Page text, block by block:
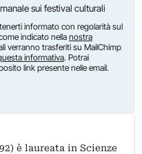
sui festival culturali
informato con regolarità sul
indicato nella nostra
verranno trasferiti su MailChimp
informativa. Potrai
link presente nelle email.
è laureata in Scienze